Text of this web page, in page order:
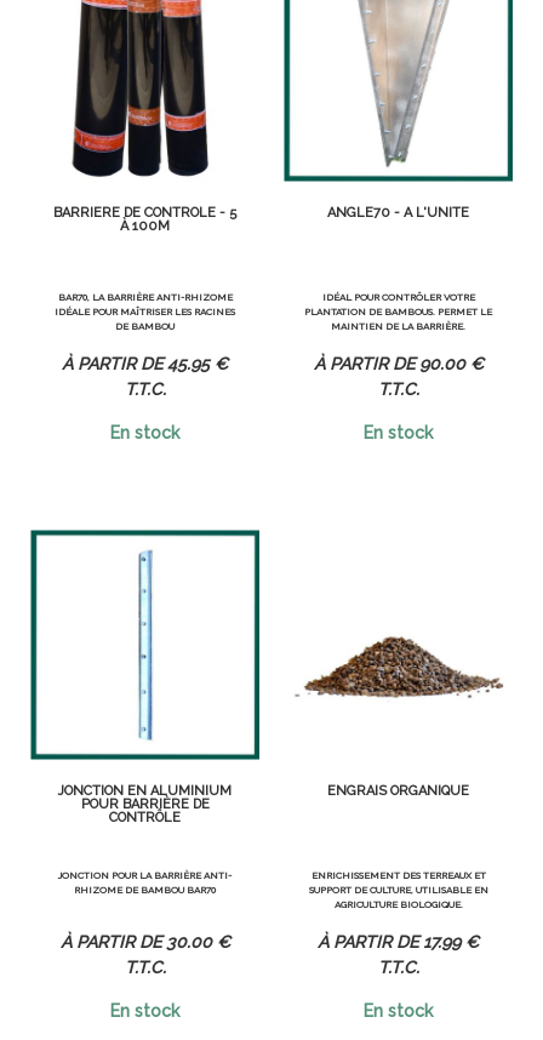
BARRIÈRE DE CONTRÔLE - 5
À 100M
BAR70, LA BARRIÈRE ANTI-RHIZOME
IDÉALE POUR MAÎTRISER LES RACINES
DE BAMBOU
45.95 €
T.T.C.
En stock
ANGLE70 - À L'UNITÉ
IDÉAL POUR CONTRÔLER VOTRE
PLANTATION DE BAMBOUS. PERMET LE
MAINTIEN DE LA BARRIÈRE.
90.00 €
T.T.C.
En stock
JONCTION EN ALUMINIUM
POUR BARRIÈRE DE
CONTRÔLE
JONCTION POUR LA BARRIÈRE ANTI-
RHIZOME DE BAMBOU BAR70
30.00 €
T.T.C.
En stock
ENGRAIS ORGANIQUE
ENRICHISSEMENT DES TERREAUX ET
SUPPORT DE CULTURE, UTILISABLE EN
AGRICULTURE BIOLOGIQUE.
17.99 €
T.T.C.
En stock